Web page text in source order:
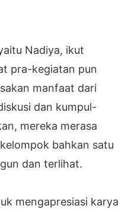
Nadiya, ikut
pra-kegiatan pun
manfaat dari
dan kumpul-
mereka merasa
bahkan satu
dan terlihat.
mengapresiasi karya